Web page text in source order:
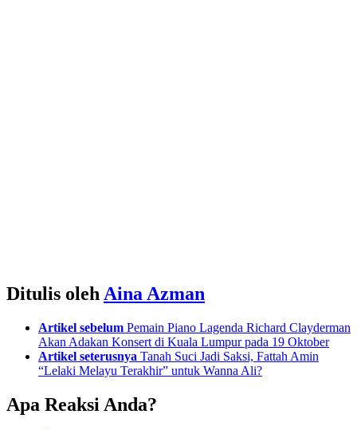
Ditulis oleh Aina Azman
Artikel sebelum Pemain Piano Lagenda Richard Clayderman
Akan Adakan Konsert di Kuala Lumpur pada 19 Oktober
Artikel seterusnya Tanah Suci Jadi Saksi, Fattah Amin
“Lelaki Melayu Terakhir” untuk Wanna Ali?
Apa Reaksi Anda?